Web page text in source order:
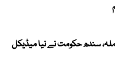
سندھ حکومت نے نیا میڈیکل